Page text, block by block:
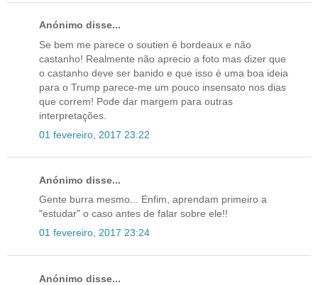
Anónimo disse...
Se bem me parece o soutien é bordeaux e não
castanho! Realmente não aprecio a foto mas dizer que
o castanho deve ser banido e que isso é uma boa ideia
para o Trump parece-me um pouco insensato nos dias
que correm! Pode dar margem para outras
interpretações.
01 fevereiro, 2017 23:22
Anónimo disse...
Gente burra mesmo... Enfim, aprendam primeiro a
"estudar" o caso antes de falar sobre ele!!
01 fevereiro, 2017 23:24
Anónimo disse...